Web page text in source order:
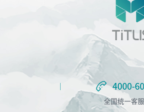
4000-
4000-
全国统一客